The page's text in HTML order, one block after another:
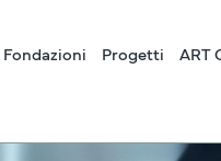
Fondazioni Progetti ART